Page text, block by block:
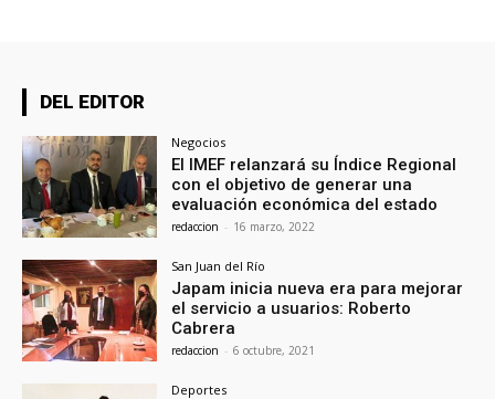
DEL EDITOR
Negocios
El IMEF relanzará su Índice Regional
con el objetivo de generar una
evaluación económica del estado
redaccion - 16 marzo, 2022
San Juan del Río
Japam inicia nueva era para mejorar
el servicio a usuarios: Roberto
Cabrera
redaccion - 6 octubre, 2021
Deportes